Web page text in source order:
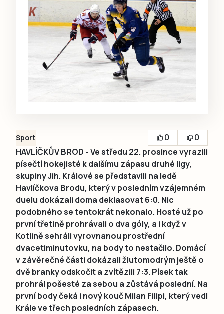
Sport 0
0
HAVLÍČKŮV BROD - Ve středu 22. prosince vyrazili
písečtí hokejisté k dalšímu zápasu druhé ligy,
skupiny Jih. Králové se představili na ledě
Havlíčkova Brodu, který v posledním vzájemném
duelu dokázali doma deklasovat 6:0. Nic
podobného se tentokrát nekonalo. Hosté už po
první třetině prohrávali o dva góly, a i když v
Kotlině sehráli vyrovnanou prostřední
dvacetiminutovku, na body to nestačilo. Domácí
v závěrečné části dokázali žlutomodrým ještě o
dvě branky odskočit a zvítězili 7:3. Písek tak
prohrál pošesté za sebou a zůstává poslední. Na
první body čeká i nový kouč Milan Filipi, který vedl
Krále ve třech posledních zápasech.